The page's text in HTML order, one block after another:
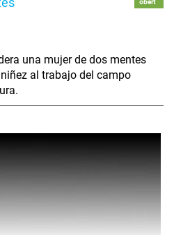
obert
una mujer de dos mentes
al trabajo del campo